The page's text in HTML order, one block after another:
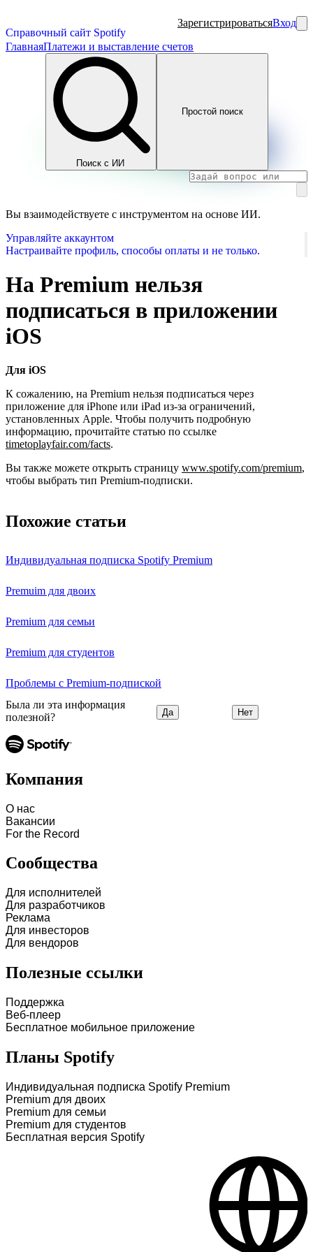
Справочный сайт Spotify
ЗарегистрироватьсяВход
ГлавнаяПлатежи и выставление счетов
Поиск с ИИ
Простой поиск
Вы взаимодействуете с инструментом на основе ИИ.
Управляйте аккаунтом
Настраивайте профиль, способы оплаты и не только.
На Premium нельзя
подписаться в приложении
iOS
Для iOS
К сожалению, на Premium нельзя подписаться через
приложение для iPhone или iPad из-за ограничений,
установленных Apple. Чтобы получить подробную
информацию, прочитайте статью по ссылке
timetoplayfair.com/facts.
Вы также можете открыть страницу www.spotify.com/premium,
чтобы выбрать тип Premium-подписки.
Похожие статьи
Индивидуальная подписка Spotify Premium
Premuim для двоих
Premium для семьи
Premium для студентов
Проблемы с Premium-подпиской
Была ли эта информация
полезной?
Да Нет
Компания
О нас
Вакансии
For the Record
Сообщества
Для исполнителей
Для разработчиков
Реклама
Для инвесторов
Для вендоров
Полезные ссылки
Поддержка
Веб-плеер
Бесплатное мобильное приложение
Планы Spotify
Индивидуальная подписка Spotify Premium
Premium для двоих
Premium для семьи
Premium для студентов
Бесплатная версия Spotify